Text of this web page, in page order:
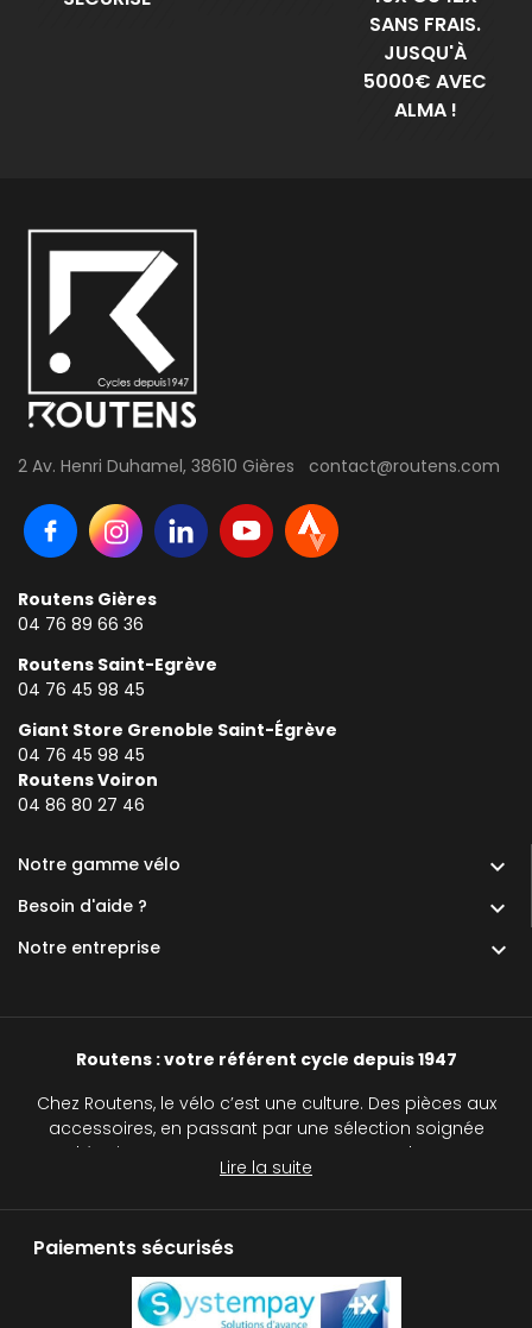
SANS FRAIS.
JUSQU'À
5000€ AVEC
ALMA !
2 Av. Henri Duhamel, 38610 Gières contact@routens.com
Routens Gières
04 76 89 66 36
Routens Saint-Egrève
04 76 45 98 45
Giant Store Grenoble Saint-Égrève
04 76 45 98 45
Routens Voiron
04 86 80 27 46
Notre gamme vélo 
Besoin d'aide ? 
Notre entreprise 
Routens : votre référent cycle depuis 1947
Chez Routens, le vélo c’est une culture. Des pièces aux
accessoires, en passant par une sélection soignée
d’équipements, nous accompagnons chaque
cycliste, du passionné au curieux, sur tous les
Routens, c’est plus qu’un simple magasin de vélos :
c’est une véritable institution pour tous les passionnés
de deux roues. Avec notre réseau de cinq magasins
de cycles, nous vous accompagnons dans le choix
Lire la suite
Paiements sécurisés